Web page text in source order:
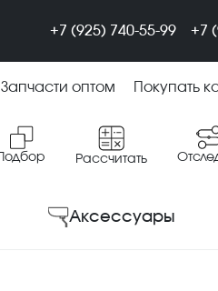
+7 (925) 740-55-99 +7
Запчасти оптом Покупать
Подбор Рассчитать
Аксессуары